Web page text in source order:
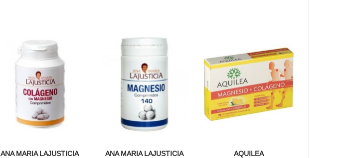
ANA MARIA LAJUSTICIA ANA MARIA LAJUSTICIA AQUILEA